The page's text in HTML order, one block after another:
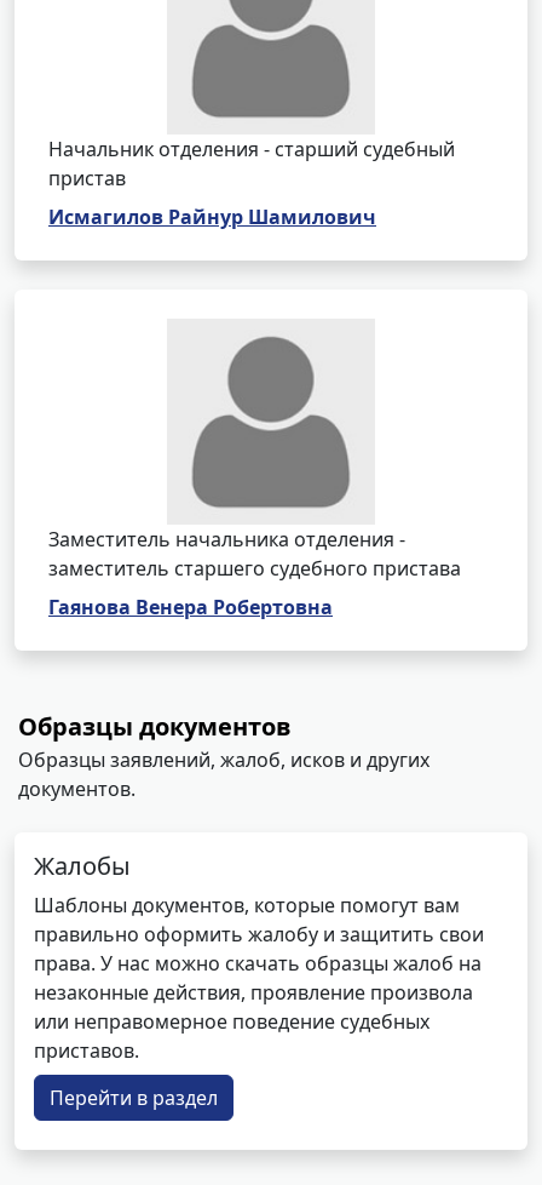
Начальник отделения - старший судебный
пристав
Исмагилов Райнур Шамилович
Заместитель начальника отделения -
заместитель старшего судебного пристава
Гаянова Венера Робертовна
Образцы документов
Образцы заявлений, жалоб, исков и других
документов.
Жалобы
Шаблоны документов, которые помогут вам
правильно оформить жалобу и защитить свои
права. У нас можно скачать образцы жалоб на
незаконные действия, проявление произвола
или неправомерное поведение судебных
приставов.
Перейти в раздел